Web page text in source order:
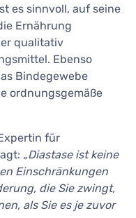
es sinnvoll, auf seine
Ernährung
qualitativ
Ebenso
Bindegewebe
ordnungsgemäße
für
„Diastase ist keine
Einschränkungen
die Sie zwingt,
als Sie es je zuvor